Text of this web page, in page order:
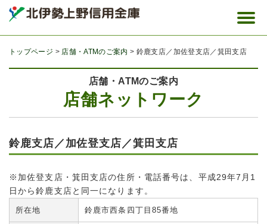
トップページ 店舗・ATMのご案内 鈴鹿支店／加佐登支店／箕田支店
店舗・ATMのご案内
店舗ネットワーク
鈴鹿支店／加佐登支店／箕田支店
※加佐登支店・箕田支店の住所・電話番号は、平成29年7月1
日から鈴鹿支店と同一になります。
所在地 鈴鹿市西条四丁目85番地